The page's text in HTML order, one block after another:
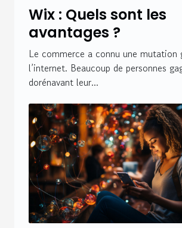
Wix : Quels sont les
avantages ?
Le commerce a connu une mutation
l’internet. Beaucoup de personnes
dorénavant leur...